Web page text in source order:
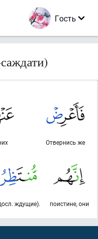
Гость
Отвернись же
поистине, они
ждущие).